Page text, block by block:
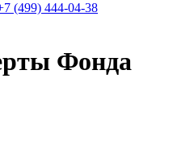
(499) 444-04-38
Фонда